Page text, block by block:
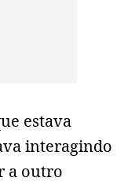
estava
interagindo
a outro